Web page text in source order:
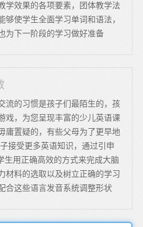
学效果的各项要素，团体教学法
够使学生全面学习单词和语法，
为下一阶段的学习做好准备
流的习惯是孩子们最陌生的，孩
戏，为您呈现丰富的少儿英语课
庸置疑的，有些父母为了更早地
接受更多英语知识，通过引申
生用正确高效的方式来完成大脑
材料的选取以及树立正确的学习
合这些语言发音系统调整形状